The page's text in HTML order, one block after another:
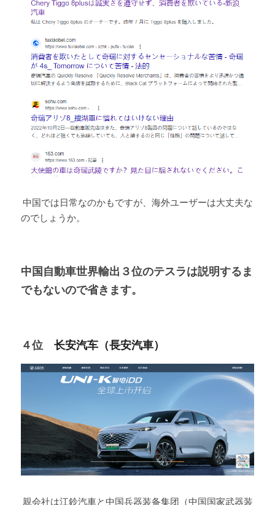
のでしょうか。
中国自動車世界輸出３位のテスラは説明するま
でもないので省きます。
４位 长安汽车（長安汽車）